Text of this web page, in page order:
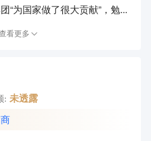
“为国家做了很大贡献”，勉...
看更多
: 未透露